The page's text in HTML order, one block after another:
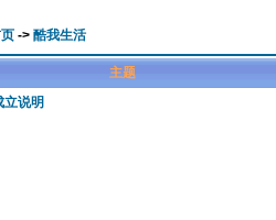
-> 酷我生活
主题
说明